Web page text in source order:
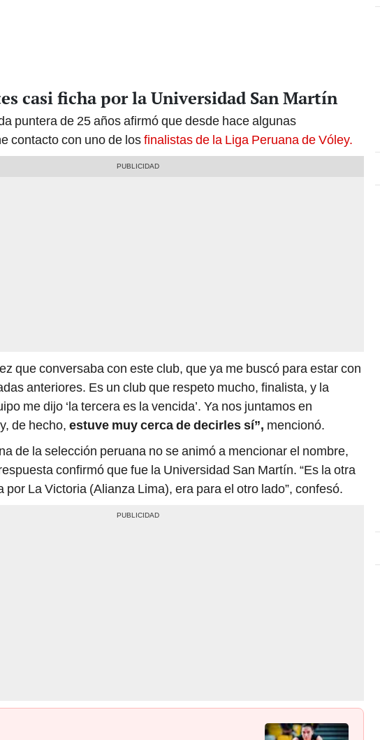
casi ficha por la Universidad San Martín
puntera de 25 años afirmó que desde hace algunas
contacto con uno de losfinalistas de la Liga Peruana de Vóley.
que conversaba con este club, que ya me buscó para estar con
anteriores. Es un club que respeto mucho, finalista, y la
me dijo ‘la tercera es la vencida’. Ya nos juntamos en
de hecho, estuve muy cerca de decirles sí”, mencionó.
de la selección peruana no se animó a mencionar el nombre,
confirmó que fue la Universidad San Martín. “Es la otra
por La Victoria (Alianza Lima), era para el otro lado”, confesó.